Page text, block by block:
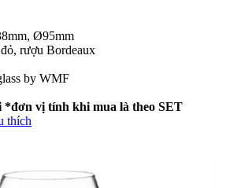
Ø95mm
rượu Bordeaux
by WMF
*đơn vị tính khi mua là theo SET
thích